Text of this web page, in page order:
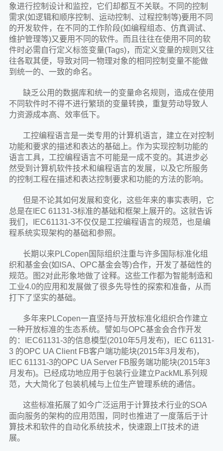
象进行控制设计和监控，它们却都互不关联。不同的控制
需求(如逻辑和顺序控制、运动控制、过程控制等)要用不同
的开发软件，在不同的工作阶段(如编程组态、仿真调试、
维护管理等)又要用不同的软件。而且往往在使用不同的软
件时必需自行定义标签变量(Tags)，而定义变量的规则又往
往各取其便，导致对同一物理对象的相同控制变量不能做
到统一的、一致的命名。
缺乏公用的数据库和统一的变量命名规则，造成在使用
不同软件时不得不进行繁琐的变量转换，重复劳动导致人
力资源成本高、效率低下。
工控编程语言是一类专用的计算机语言，建立在对控制
功能和要求的描述和表达的基础上。作为实现控制功能的
语言工具，工控编程语言不可能是一成不变的。其进步必
然受到计算机软件技术和编程语言的发展，以及它所服务
的控制工程在描述和表达控制要求和功能的方法的影响。
但是不论其如何发展和变化，这些年来的事实表明，它
总是在IEC 61131-3标准的基础和框架上展开的。这就告诉
我们，IEC61131-3不仅仅是工控编程语言的规范，也是编
程系统实现架构的基础和参照。
长期以来PLCopen国际组织注重与许多国际标准化组
织和基金会(如ISA、OPC基金会等)合作，开发了基础性的
规范。图2对此形象地做了诠释。这些工作都为智能制造和
工业4.0的应用和发展做了很多先导性的探索和准备，从而
打下了坚实的基础。
多年来PLCopen一直坚持与开放标准化组织合作建立
一种开放标准的生态系统。譬如与OPC基金会合作开发
的：IEC61131-3的信息模型(2010年5月发布)，IEC 61131-
3 的OPC UA Client FB客户端功能块(2015年3月发布)，
IEC 61131-3的OPC UA Server FB服务端功能块(2015年3
月发布)。已经成功地应用于包装行业建立PackML系列规
范，大大简化了包装机械与上位生产管理系统的通信。
这些标准拓展了如今广泛运用于计算技术行业的SOA
面向服务的架构的应用范围，同时也推进了一度落后于计
算技术和软件的自动化系统技术，快速跟上IT技术的进
展。